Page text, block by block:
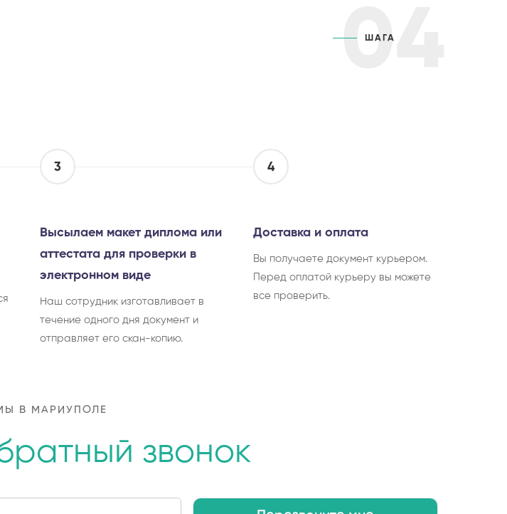
04
ШАГА
3
Высылаем макет диплома или
аттестата для проверки в
электронном виде
Наш сотрудник изготавливает в
течение одного дня документ и
отправляет его скан-копию.
4
Доставка и оплата
Вы получаете документ курьером.
Перед оплатой курьеру вы можете
все проверить.
В МАРИУПОЛЕ
звонок